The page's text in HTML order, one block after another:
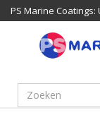
PS Marine